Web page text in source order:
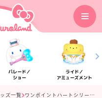
パレード／
ショー
ライド／
アミューズメント
ズ一覧 ワンポイントハートシリーズ マスコット付き巾着(ララ)